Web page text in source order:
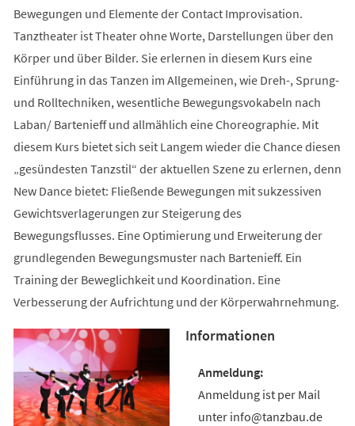
Bewegungen und Elemente der Contact Improvisation.
Tanztheater ist Theater ohne Worte, Darstellungen über den
Körper und über Bilder. Sie erlernen in diesem Kurs eine
Einführung in das Tanzen im Allgemeinen, wie Dreh-, Sprung-
und Rolltechniken, wesentliche Bewegungsvokabeln nach
Laban/ Bartenieff und allmählich eine Choreographie. Mit
diesem Kurs bietet sich seit Langem wieder die Chance diesen
„gesündesten Tanzstil“ der aktuellen Szene zu erlernen, denn
New Dance bietet: Fließende Bewegungen mit sukzessiven
Gewichtsverlagerungen zur Steigerung des
Bewegungsflusses. Eine Optimierung und Erweiterung der
grundlegenden Bewegungsmuster nach Bartenieff. Ein
Training der Beweglichkeit und Koordination. Eine
Verbesserung der Aufrichtung und der Körperwahrnehmung.
Informationen
Anmeldung ist per Mail
unter info@tanzbau.de